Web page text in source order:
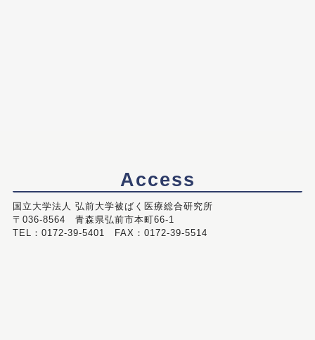
Access
国立大学法人 弘前大学被ばく医療総合研究所
〒036-8564 青森県弘前市本町66-1
TEL：0172-39-5401 FAX：0172-39-5514